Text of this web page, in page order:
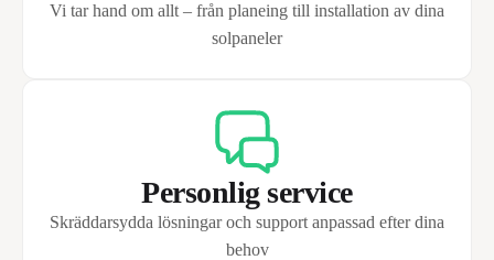
Vi tar hand om allt – från planeing till installation av dina
solpaneler
Personlig service
Skräddarsydda lösningar och support anpassad efter dina
behov